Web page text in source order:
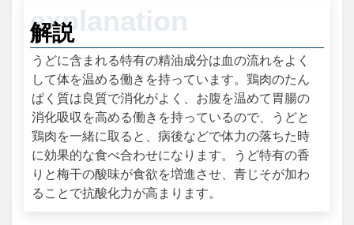
解説
うどに含まれる特有の精油成分は血の流れをよく
して体を温める働きを持っています。鶏肉のたん
ぱく質は良質で消化がよく、お腹を温めて胃腸の
消化吸収を高める働きを持っているので、うどと
鶏肉を一緒に取ると、病後などで体力の落ちた時
に効果的な食べ合わせになります。うど特有の香
りと梅干の酸味が食欲を増進させ、青じそが加わ
ることで抗酸化力が高まります。